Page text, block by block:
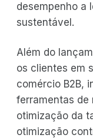
desempenho a
sustentável.
Além do
os clientes em
comércio B2B,
ferramentas de
otimização da
otimização